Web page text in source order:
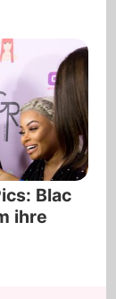
Blac
ihre